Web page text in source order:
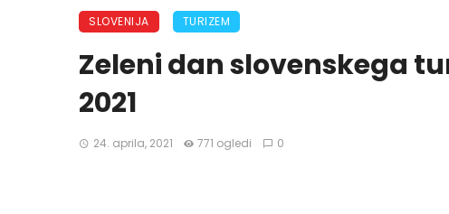
SLOVENIJA TURIZEM
Zeleni dan slovenskega
2021
24. aprila, 2021 771 ogledi 0